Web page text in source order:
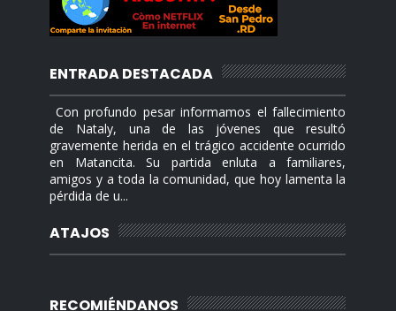
ENTRADA DESTACADA
Con profundo pesar informamos el fallecimiento
de Nataly, una de las jóvenes que resultó
gravemente herida en el trágico accidente ocurrido
en Matancita. Su partida enluta a familiares,
amigos y a toda la comunidad, que hoy lamenta la
pérdida de u...
ATAJOS
RECOMIÉNDANOS